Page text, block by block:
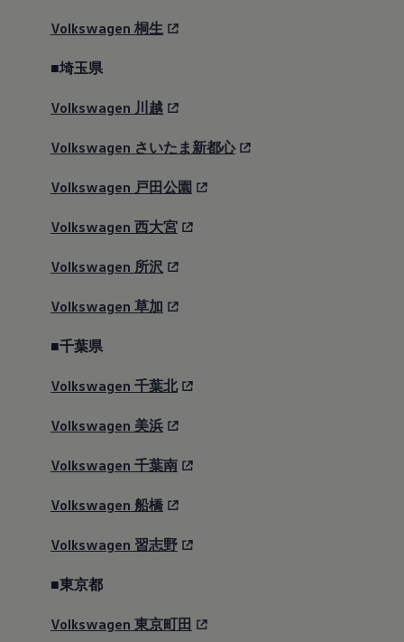
2020
2016
2015
セーフティ マイスター
Volkswagen 桐生
■埼玉県
Volkswagen 川越
Volkswagen さいたま新都心
Volkswagen 戸田公園
Volkswagen 西大宮
Volkswagen 所沢
Volkswagen 草加
■千葉県
Volkswagen 千葉北
Volkswagen 美浜
Volkswagen 千葉南
Volkswagen 船橋
Volkswagen 習志野
■東京都
Volkswagen 東京町田